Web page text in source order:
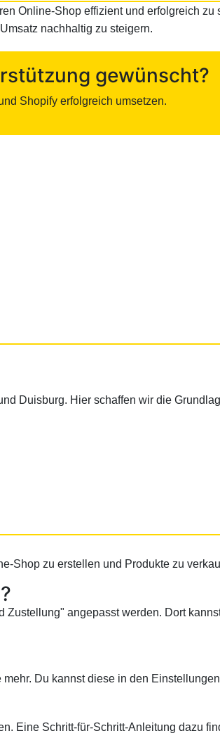
Online-Shop effizient und erfolgreich
nachhaltig zu steigern.
gewünscht?
Shopify erfolgreich umsetzen.
Duisburg. Hier schaffen wir die
Shop zu erstellen und Produkte zu
angepasst werden. Dort
Du kannst diese in den
Eine Schritt-für-Schritt-Anleitung dazu